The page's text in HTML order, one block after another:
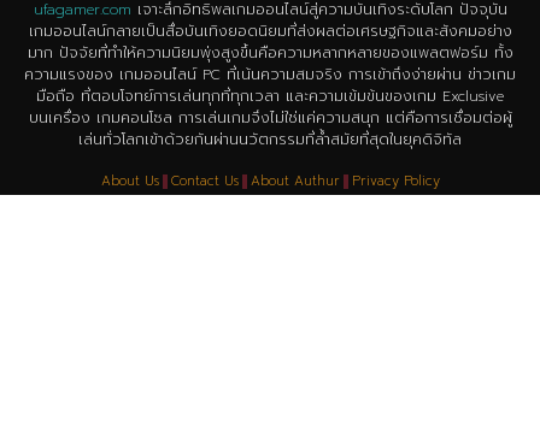
มาก ปัจจัยที่ทำให้ความนิยมพุ่งสูงขึ้นคือความหลากหลายของแพลตฟอร์ม ทั้ง
ความแรงของ เกมออนไลน์ PC ที่เน้นความสมจริง การเข้าถึงง่ายผ่าน ข่าวเกม
มือถือ ที่ตอบโจทย์การเล่นทุกที่ทุกเวลา และความเข้มข้นของเกม Exclusive
บนเครื่อง เกมคอนโซล การเล่นเกมจึงไม่ใช่แค่ความสนุก แต่คือการเชื่อมต่อผู้
เล่นทั่วโลกเข้าด้วยกันผ่านนวัตกรรมที่ล้ำสมัยที่สุดในยุคดิจิทัล
About Us Contact Us About Authur Privacy Policy